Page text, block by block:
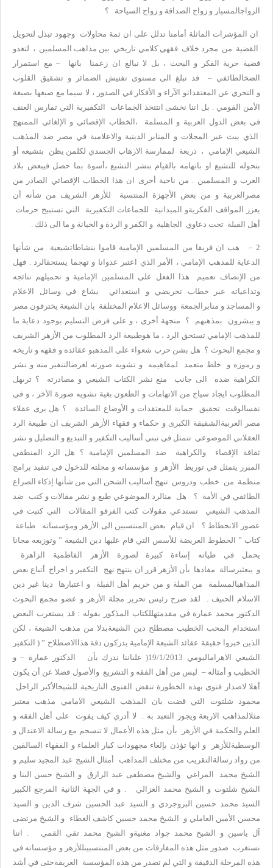
الزواجالمسيار و زواج الصداقة و زواج السياحة ؟
ان المؤشرات الماثلة أمامنا تدلل على ان ثمة محاولات وجهود تبذل لتحويل
القضية من مجرد خلاف فقهي كلامي تاريخي بين مذاهب المسلمين ، لتغدو
قضية حرية الفكر و البحث ، بل لا نبالغ ان زعمنا بانها – مع استمرار
الضخالطائفي – قد تبلغ الى مستوى تفتيش الضمائر و تشقيق القلوب
و التحري عن المعتقداتو الآراء و الأفكار في الصدور ، لا سيما مع صبغها بصبغة
الأمن القومي . بل اننا نخشى انتتخذ الجماعات التكفيرية التي تمارس العنف
في بعض الدول العربية و المسلمة ،الخطاب الإقصائي و الإلغائي الممنهج
الذي يبث عبر المجلات و المنابر الدينية والاعلامية في مصر ضد المذهب
الشيعي الإمامي ، ذريعة لممارسة الارهاب الجسدي لكلمن يظن بتشيعه أو
بتحوله للتشيع او باتهامه بالقيام بنشر التشيع ،أسوة بما حصل فيبعض بلاد
العرب و المسلمين . من ناحية أخرى ان هذا الخطاب الإقصائي الصادر من
مصرالعربية و من بعض الأجهزة المنتسبة للأزهر الشريف من شأنه أن
يعزز المواقف الفكريةو الميدانية للجماعات التكفيرية التي تستبيح حرمات
أهل القبلة تحت دعاوي الجاهلية و الكفر و الردة و الخيانة و ما الى ذلك .
2 – هب ان فريقا من المسلمين الإمامية قاموا بنشاطاتشيعية من شأنها
الدعاية للمذهب الإمامي ، الأمر الذي اعتبر عدوانا و تهجما يستحقالرد . فهل
من الإنصاف تعميم هذا الفعل على المسلمين الإمامية و تحميلهم نتائجه
وتداعياته عبر خطاب تحريضي و استعدائي يشاع في وسائل الاعلام
و المساجد و منابرالجمعة ووسائل الاعلام المختلفة بان الشيعة يخترقون مصر
و يبشرون بمذهبهم ؟ منجهة أخرى ، و على فرض التسليم بوجود دعاية ما
للمذهب الإمامي تستحق الرد ، ما هوطبيعة الرد المطلوب من الأزهر الشريف
و مجمع البحوث ؟ هل بشن حرب شعواء على المذهبو عقائده و فقهه و تاريخه
و رموزه و خلط متعمد لمفاهيمه و تشويه صورته لغرضالتنفير منه و نشر
الكراهية ضده الى جانب منع نشر الكتاب الشيعي و مصادرته ؟ ترىهل
المطلوب ايجاد سياج من الاتهامات و الطعون بغية تشويه صورة الآخر ، و في
نفسالوقت تحقيق حماية للمعتقدات و الأوضاع السائدة ؟ هل يرى عقلاء
مصر العربيةالشقيقة الكبرى و حكماء و فقهاء الأزهر الشريف ان طبيعة الرد
العقلاني الموضوعي تتمثل في تبني أساليب التكفير و التبديع و التضليل و نشر
ثقافة الإقصاء والكراهية ضد المسلمين الإمامية ؟ هل الرد المنطقي
المبرر يتمثل في توريط الأزهر و مؤسساته و مجلته للدخول في تنفيذ برامج
منظمة من خطب ودروس تنهج أساليب الشحن التي من شأنها إذكاء الصراع
الطائفي في الأمة ؟ هل منالرد الموضوعي طبع و نشر مقالات و كتب ضد
المذهب الشيعي تستدعي مقولات كتب الفرقو المقالات التي كتبت في
عصور الانحطاط ؟ ان قيام بعض المنتسبين الى الأزهر ومؤسساته طباعة
كتاب ” الخطوط العريضة للأسس التي قام عليها دين الشيعة ” وتوزيعه مجانا
يحمل في طياته إساءة كبيرة لصورة الأزهر الفاطمية الزاهرة
و يبعثبرسالة مفادها بأن الأزهر قرر ان ينتهج نهج التكفير و اخراج أتباع بعض
المذاهبالمسلمة من الملة و من حريم أهل القبلة و اعتبارها دينا غير دين
الاسلام الحنيف . لقد صرح رئيس تحرير مجلة الأزهر و عضو مجمع البحوث
الدكتور محمد عمارة في مقدمتهللكتاب المذكور بقوله : قد يستغرب البعض
استخدام المحب الخطيب مصطلح دين الشيعةبدلا من مذهب الشيعة ، لكن
الذين خبروا حقيقة عقائد الشيعة الإمامية يدركون دقة هذاالاصطلاح ” ( التكفير
الشيعي الاهراماليومي 19/1/2013( علىاننا ندرك بأن الدكتور عمارة – و
الخطيب و أمثاله – ليس من أهل الفقه و التشريع والأصول فضلا عن أن يكون
أهلا لاصدار فتوى بهذه الخطورة تنقض الفتوى التاريخية للشيخالأكبر الراحل
محمود شلتوت التي قضت بان المذهب الشيعي الامامي مذهب معتبر
مثلالمذاهب الاربعة ويجوز التعبد به . لا أدري كيف يفوت على أهل الفقه و
العلم والحكمة في الأزهر بأن مثل هذه الأعمال لا تنسجم مع رسالة الاعتدال و
الوسطيةللأزهر و انها تؤذن بإلغاء مجهودات كبار العلماء و الفقهاء السالفين
من رواد رسالةالتقريب من مختلف المذاهب أمثال الشيخ عبد المجيد سليم و
الشيخ محمد المراغي والشيخ مصطفى عبد الرازق و الشيخ حسن البنا و
الشيخ شلتوت و الشيخ محمد الغزالي . و في الجهة الثانية المرجع الكبير
السيد محمد حسين البروجردي و السيد عبد الحسين شرف الدين و السيد
محسن الأمين العاملي و الشيخ محمد حسين كاشف الغطاء و الشيخ مرتضى
آل ياسين و الشيخ محمد جواد مغنيةو الشيخ محمد تقي القمي . اننا
نستغرب صدور مثل هذه المفارقات من بعض المنتسبينللأزهر و مؤسساته في
هذه المرحلة الدقيقة و التي لم تصدر من هذه المؤسسة العريقةحتى في أشد